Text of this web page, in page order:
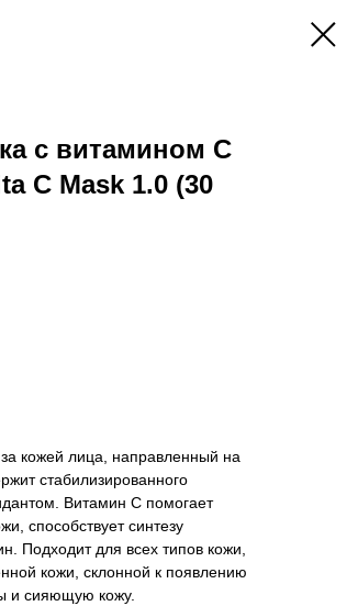
с витамином С
C Mask 1.0 (30
кожей лица, направленный на
стабилизированного
Витамин С помогает
способствует синтезу
Подходит для всех типов кожи,
кожи, склонной к появлению
и сияющую кожу.